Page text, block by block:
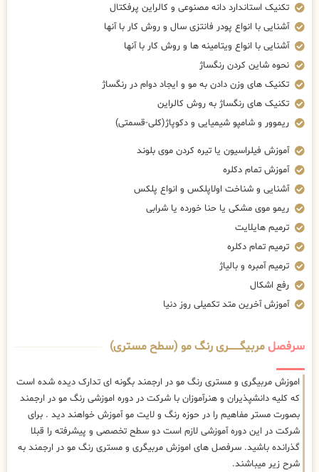
تکنیک استاندارد دانه مصنوعی و کالراین پرفکتال
آشنایی با انواع پودر فانتزی سال و روش کار با آنها
آشنایی با انواع ویتامینه ها و روش کار با آنها
نحوه شاین کردن رنگساژ
تکنیک های وزن دادن به مو و ایجاد دوام در رنگساژ
تکنیک های رنگساژ به روش کالراین
ریموور و شامپو شیمیایی و دکوپاژ(کلی-قسمتی)
آموزش فیلراسیون یا تیره کردن موی بلوند
آموزش تمام دکلره
آشنایی و شناخت اولاپلکس و انواع پلکس
ریمو موی مشکی یا حنا خورده یا شرابی
ترمیم هایلایت
ترمیم تمام دکلره
ترمیم آمبره و بالیاژ
رفع اشکال
آموزش آخرین متد تکمیلی روز دنیا
سرفصلمربیگــــــــری رنگ مو (سطح مستری)
اموزش مربیگری و مستری رنگ مو در ارجمند بگونه ای تدارک دیده شده است
که کلیه دانشپذیران و هنرآموزان با شرکت در دوره اموزشی رنگ مو در ارجمند
بصورت مستر مفاهیم را در حوزه رنگ و لایت مو آموزش خواهند دید . برای
شرکت در این دوره آموزشی لازم است دو سطح تخصصی و پیشرفته را قبلا
گذرانده باشید. سرفصل های اموزش مربیگری و مستری رنگ مو در ارجمند به
شرح زیر میباشند.